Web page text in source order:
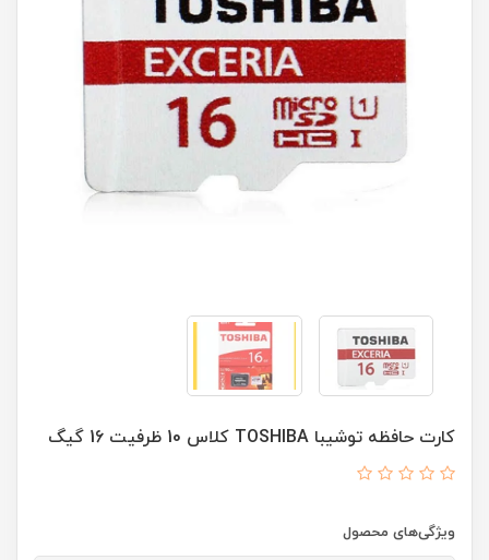
کارت حافظه توشیبا TOSHIBA کلاس 10 ظرفیت 16 گیگ
ویژگی‌های محصول